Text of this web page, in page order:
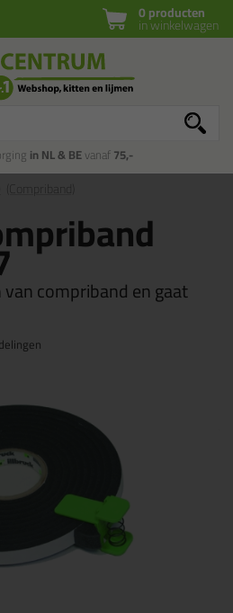
0 producten
in winkelwagen
in NL & BEvanaf75,-
compriband en gaat